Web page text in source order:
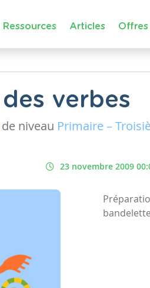
Ressources Articles
verbes
de niveau Primaire –
23 novembre 2009